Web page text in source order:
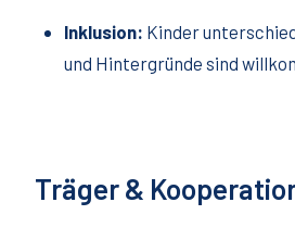
Inklusion: Kinder
und Hintergründe sind
Träger &